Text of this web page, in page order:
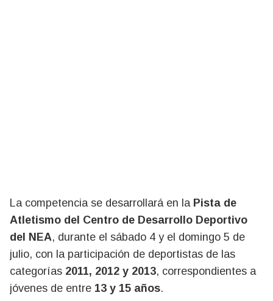
La competencia se desarrollará en la Pista de
Atletismo del Centro de Desarrollo Deportivo
del NEA, durante el sábado 4 y el domingo 5 de
julio, con la participación de deportistas de las
categorías 2011, 2012 y 2013, correspondientes a
jóvenes de entre 13 y 15 años.